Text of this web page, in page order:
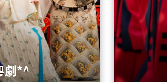
劇*^